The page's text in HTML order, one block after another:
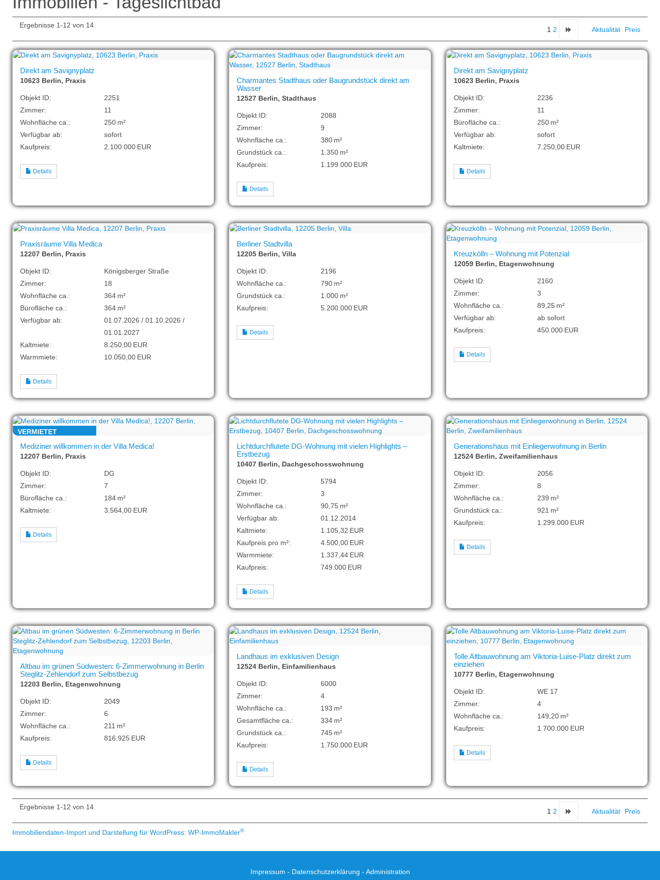
Ergebnisse 1-12 von 14
1 2 Aktualität Preis
Direkt am Savignyplatz
10623 Berlin, Praxis
Objekt ID:
2251
Zimmer:
11
Wohnfläche ca.:
250 m²
Verfügbar ab:
sofort
Kaufpreis:
2.100.000 EUR
Details
Charmantes Stadthaus oder Baugrundstück direkt am
Wasser
12527 Berlin, Stadthaus
Objekt ID:
2088
Zimmer:
9
Wohnfläche ca.:
380 m²
Grund­stück ca.:
1.350 m²
Kaufpreis:
1.199.000 EUR
Details
Direkt am Savignyplatz
10623 Berlin, Praxis
Objekt ID:
2236
Zimmer:
11
Bürofläche ca.:
250 m²
Verfügbar ab:
sofort
Kaltmiete:
7.250,00 EUR
Details
Praxisräume Villa Medica
12207 Berlin, Praxis
Objekt ID:
Königsberger Straße
Zimmer:
18
Wohnfläche ca.:
364 m²
Bürofläche ca.:
364 m²
Verfügbar ab:
01.07.2026 / 01.10.2026 /
01.01.2027
Kaltmiete:
8.250,00 EUR
Warmmiete:
10.050,00 EUR
Details
Berliner Stadtvilla
12205 Berlin, Villa
Objekt ID:
2196
Wohnfläche ca.:
790 m²
Grund­stück ca.:
1.000 m²
Kaufpreis:
5.200.000 EUR
Details
Kreuzkölln – Wohnung mit Potenzial
12059 Berlin, Etagenwohnung
Objekt ID:
2160
Zimmer:
3
Wohnfläche ca.:
89,25 m²
Verfügbar ab:
ab sofort
Kaufpreis:
450.000 EUR
Details
VERMIETET
Mediziner willkommen in der Villa Medica!
12207 Berlin, Praxis
Objekt ID:
DG
Zimmer:
7
Bürofläche ca.:
184 m²
Kaltmiete:
3.564,00 EUR
Details
Lichtdurchflutete DG-Wohnung mit vielen Highlights –
Erstbezug
10407 Berlin, Dachgeschosswohnung
Objekt ID:
5794
Zimmer:
3
Wohnfläche ca.:
90,75 m²
Verfügbar ab:
01.12.2014
Kaltmiete:
1.105,32 EUR
Kaufpreis pro m²:
4.500,00 EUR
Warmmiete:
1.337,44 EUR
Kaufpreis:
749.000 EUR
Details
Generationshaus mit Einliegerwohnung in Berlin
12524 Berlin, Zweifamilienhaus
Objekt ID:
2056
Zimmer:
8
Wohnfläche ca.:
239 m²
Grund­stück ca.:
921 m²
Kaufpreis:
1.299.000 EUR
Details
Altbau im grünen Südwesten: 6-Zimmerwohnung in Berlin
Steglitz-Zehlendorf zum Selbstbezug
12203 Berlin, Etagenwohnung
Objekt ID:
2049
Zimmer:
6
Wohnfläche ca.:
211 m²
Kaufpreis:
816.925 EUR
Details
Landhaus im exklusiven Design
12524 Berlin, Einfamilienhaus
Objekt ID:
6000
Zimmer:
4
Wohnfläche ca.:
193 m²
Gesamtfläche ca.:
334 m²
Grund­stück ca.:
745 m²
Kaufpreis:
1.750.000 EUR
Details
Tolle Altbauwohnung am Viktoria-Luise-Platz direkt zum
einziehen
10777 Berlin, Etagenwohnung
Objekt ID:
WE 17
Zimmer:
4
Wohnfläche ca.:
149,20 m²
Kaufpreis:
1.700.000 EUR
Details
Ergebnisse 1-12 von 14
1 2 Aktualität Preis
Immobiliendaten-Import und Darstellung für WordPress: WP-ImmoMakler®
Impressum - Datenschutzerklärung - Administration